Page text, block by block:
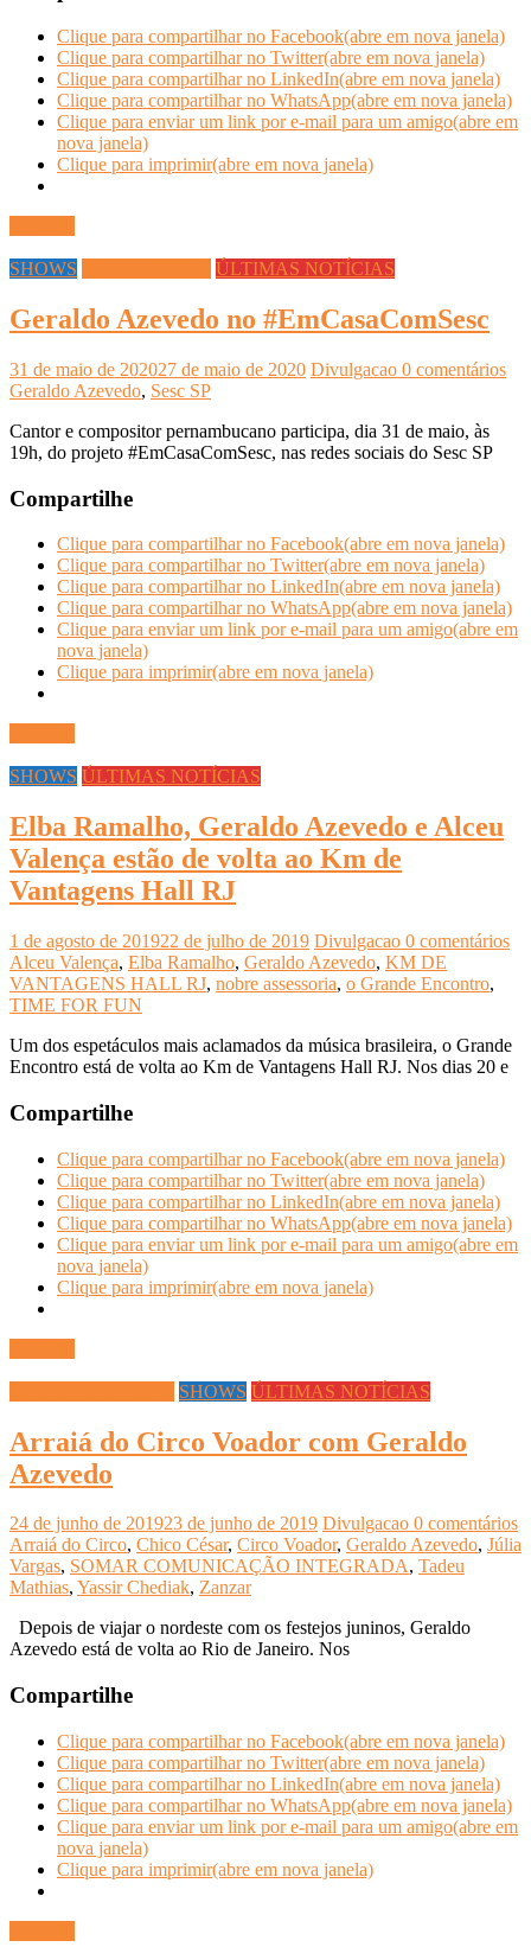
Clique para compartilhar no Facebook(abre em nova janela)
Clique para compartilhar no Twitter(abre em nova janela)
Clique para compartilhar no LinkedIn(abre em nova janela)
Clique para compartilhar no WhatsApp(abre em nova janela)
Clique para enviar um link por e-mail para um amigo(abre em
nova janela)
Clique para imprimir(abre em nova janela)
SHOWS ÚLTIMAS NOTÍCIAS
Geraldo Azevedo no #EmCasaComSesc
31 de maio de 202027 de maio de 2020 Divulgacao 0 comentários
Geraldo Azevedo, Sesc SP
Cantor e compositor pernambucano participa, dia 31 de maio, às
19h, do projeto #EmCasaComSesc, nas redes sociais do Sesc SP
Compartilhe
Clique para compartilhar no Facebook(abre em nova janela)
Clique para compartilhar no Twitter(abre em nova janela)
Clique para compartilhar no LinkedIn(abre em nova janela)
Clique para compartilhar no WhatsApp(abre em nova janela)
Clique para enviar um link por e-mail para um amigo(abre em
nova janela)
Clique para imprimir(abre em nova janela)
SHOWS ÚLTIMAS NOTÍCIAS
Elba Ramalho, Geraldo Azevedo e Alceu
Valença estão de volta ao Km de
Vantagens Hall RJ
1 de agosto de 201922 de julho de 2019 Divulgacao 0 comentários
Alceu Valença, Elba Ramalho, Geraldo Azevedo, KM DE
VANTAGENS HALL RJ, nobre assessoria, o Grande Encontro,
TIME FOR FUN
Um dos espetáculos mais aclamados da música brasileira, o Grande
Encontro está de volta ao Km de Vantagens Hall RJ. Nos dias 20 e
Compartilhe
Clique para compartilhar no Facebook(abre em nova janela)
Clique para compartilhar no Twitter(abre em nova janela)
Clique para compartilhar no LinkedIn(abre em nova janela)
Clique para compartilhar no WhatsApp(abre em nova janela)
Clique para enviar um link por e-mail para um amigo(abre em
nova janela)
Clique para imprimir(abre em nova janela)
SHOWS ÚLTIMAS NOTÍCIAS
Arraiá do Circo Voador com Geraldo
Azevedo
24 de junho de 201923 de junho de 2019 Divulgacao 0 comentários
Arraiá do Circo, Chico César, Circo Voador, Geraldo Azevedo, Júlia
Vargas, SOMAR COMUNICAÇÃO INTEGRADA, Tadeu
Mathias, Yassir Chediak, Zanzar
Depois de viajar o nordeste com os festejos juninos, Geraldo
Azevedo está de volta ao Rio de Janeiro. Nos
Compartilhe
Clique para compartilhar no Facebook(abre em nova janela)
Clique para compartilhar no Twitter(abre em nova janela)
Clique para compartilhar no LinkedIn(abre em nova janela)
Clique para compartilhar no WhatsApp(abre em nova janela)
Clique para enviar um link por e-mail para um amigo(abre em
nova janela)
Clique para imprimir(abre em nova janela)